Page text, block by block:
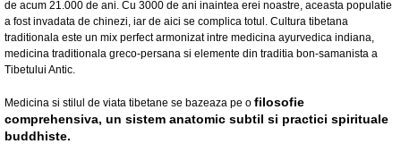
de acum 21.000 de ani. Cu 3000 de ani inaintea erei noastre, aceasta populatie
a fost invadata de chinezi, iar de aici se complica totul. Cultura tibetana
traditionala este un mix perfect armonizat intre medicina ayurvedica indiana,
medicina traditionala greco-persana si elemente din traditia bon-samanista a
Tibetului Antic.
Medicina si stilul de viata tibetane se bazeaza pe o filosofie
comprehensiva, un sistem anatomic subtil si practici spirituale
buddhiste.